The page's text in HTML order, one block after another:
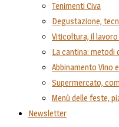
Tenimenti Civa
Degustazione,
Viticoltura, il
La cantina: metodi
Abbinamento Vino
Supermercato,
Menù delle feste,
Newsletter